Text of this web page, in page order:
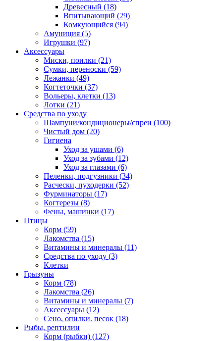
Древесный (18)
Впитывающий (29)
Комкующийся (94)
Амуниция (5)
Игрушки (97)
Аксессуары
Миски, поилки (21)
Сумки, переноски (59)
Лежанки (49)
Когтеточки (37)
Вольеры, клетки (13)
Лотки (21)
Средства по уходу
Шампуни/кондиционеры/спреи (100)
Чистый дом (20)
Гигиена
Уход за ушами (6)
Уход за зубами (12)
Уход за глазами (6)
Пеленки, подгузники (34)
Расчески, пуходерки (52)
Фурминаторы (17)
Когтерезы (8)
Фены, машинки (17)
Птицы
Корм (59)
Лакомства (15)
Витамины и минералы (11)
Средства по уходу (3)
Клетки
Грызуны
Корм (78)
Лакомства (26)
Витамины и минералы (7)
Аксессуары (12)
Сено, опилки. песок (18)
Рыбы, рептилии
Корм (рыбки) (127)